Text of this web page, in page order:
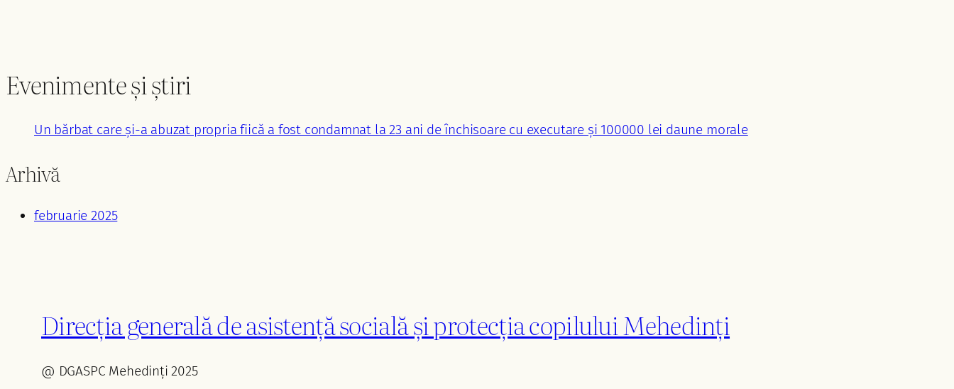
Evenimente și știri
Un bărbat care și-a abuzat propria fiică a fost condamnat la 23 ani de închisoare cu executare și 100000 lei daune morale
Arhivă
februarie 2025
Direcția generală de asistență socială și protecția copilului Mehedinți
@ DGASPC Mehedinți 2025